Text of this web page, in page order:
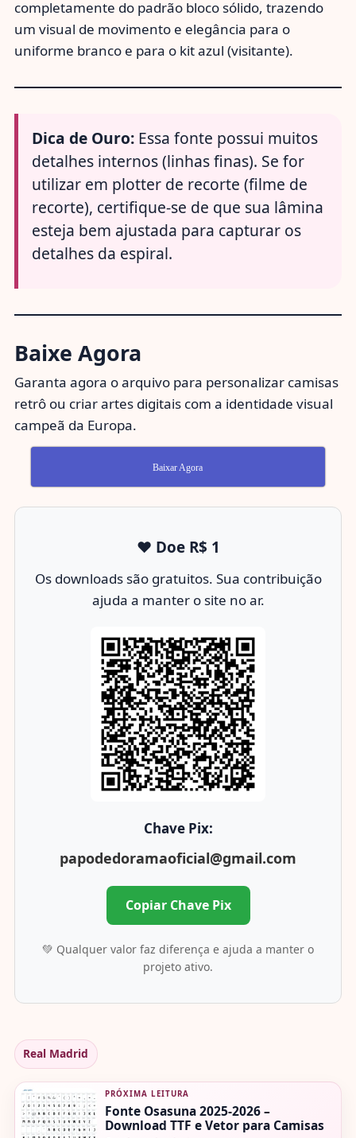
completamente do padrão bloco sólido, trazendo
um visual de movimento e elegância para o
uniforme branco e para o kit azul (visitante).
Dica de Ouro:Essa fonte possui muitos
detalhes internos (linhas finas). Se for
utilizar em plotter de recorte (filme de
recorte), certifique-se de que sua lâmina
esteja bem ajustada para capturar os
detalhes da espiral.
Baixe Agora
Garanta agora o arquivo para personalizar camisas
retrô ou criar artes digitais com a identidade visual
campeã da Europa.
Baixar Agora
❤️ Doe R$ 1
Os downloads são gratuitos. Sua contribuição
ajuda a manter o site no ar.
Chave Pix:
papodedoramaoficial@gmail.com
Copiar Chave Pix
💚 Qualquer valor faz diferença e ajuda a manter o
projeto ativo.
Real Madrid
PRÓXIMA LEITURA
Fonte Osasuna 2025-2026 –
Download TTF e Vetor para Camisas